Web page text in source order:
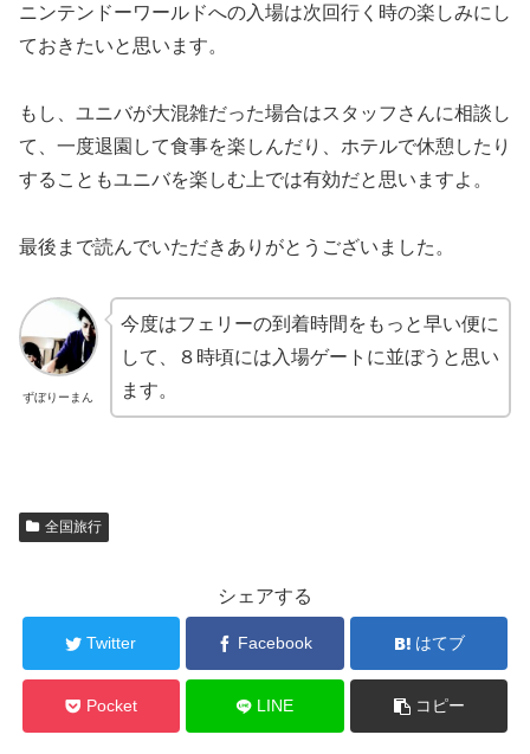
ニンテンドーワールドへの入場は次回行く時の楽しみにし
ておきたいと思います。
もし、ユニバが大混雑だった場合はスタッフさんに相談し
て、一度退園して食事を楽しんだり、ホテルで休憩したり
することもユニバを楽しむ上では有効だと思いますよ。
最後まで読んでいただきありがとうございました。
ずぼりーまん
今度はフェリーの到着時間をもっと早い便に
して、８時頃には入場ゲートに並ぼうと思い
ます。
全国旅行
シェアする
Twitter Facebook はてブ
Pocket LINE コピー